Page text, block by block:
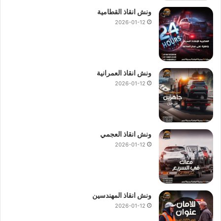
وآمنة لكل مالكي السيارات في طريق العين السخنة و الجلالة.
ونش انقاذ عتاقة
السخنة
يهم كثير من العملاء معرفة: هل توفر الشركة خدمة
إلى الورش أو المنازل؟
الإجابة نعم، نحن في شركة
شاملة سواء كان المطلوب
لإجراء الصيانة أو حتى إلى المنزل.
الخدمة مصممة لتلبية احتياجات جميع العملاء بشكل كامل، مع
الحفاظ على سلامة السيارة أثناء النقل والتأكد من وصولها بأمان تام
إلى الوجهة المطلوبة.
شركةونش انقاذالمصرية تلتزم بتقديم خدمات عالية الجودة وسريعة
ونش انقاذ القطامية
2026-01-12
ونش انقاذ العمرانية
2026-01-12
ونش انقاذ العجمي
2026-01-12
ونش انقاذ المهندسين
2026-01-12